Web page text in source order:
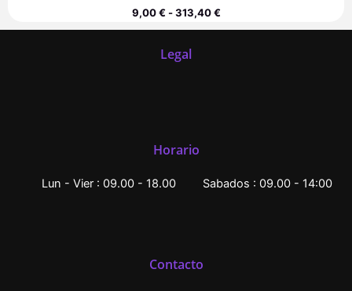
9,00€ - 313,40€
Legal
Horario
Lun - Vier : 09.00 - 18.00 Sabados : 09.00 - 14:00
Contacto